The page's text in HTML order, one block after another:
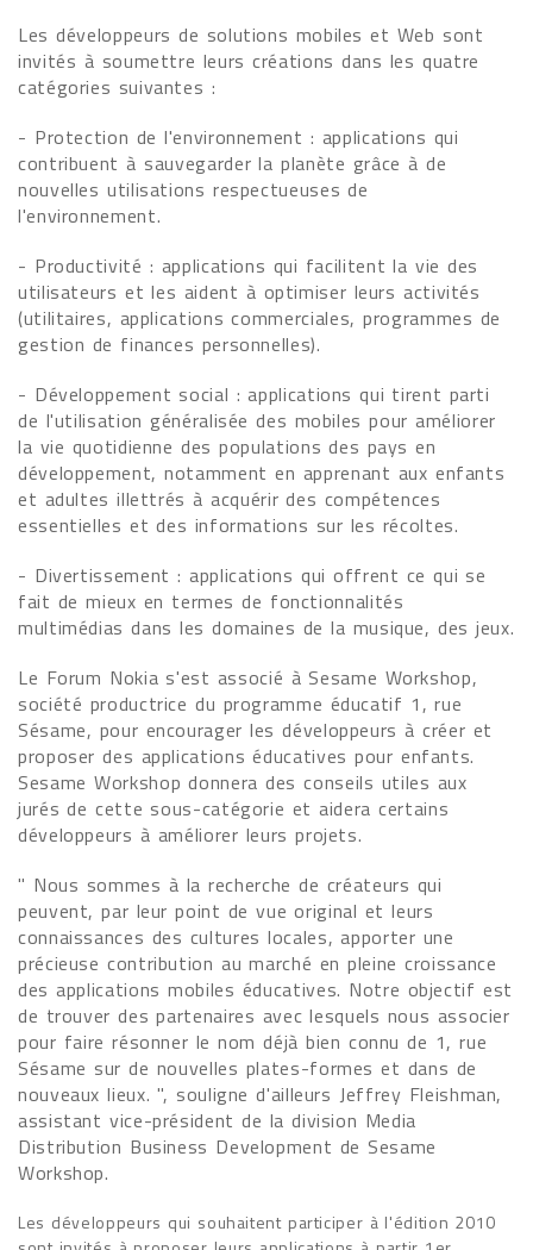
Les développeurs de solutions mobiles et Web sont
invités à soumettre leurs créations dans les quatre
catégories suivantes :
- Protection de l'environnement : applications qui
contribuent à sauvegarder la planète grâce à de
nouvelles utilisations respectueuses de
l'environnement.
- Productivité : applications qui facilitent la vie des
utilisateurs et les aident à optimiser leurs activités
(utilitaires, applications commerciales, programmes de
gestion de finances personnelles).
- Développement social : applications qui tirent parti
de l'utilisation généralisée des mobiles pour améliorer
la vie quotidienne des populations des pays en
développement, notamment en apprenant aux enfants
et adultes illettrés à acquérir des compétences
essentielles et des informations sur les récoltes.
- Divertissement : applications qui offrent ce qui se
fait de mieux en termes de fonctionnalités
multimédias dans les domaines de la musique, des jeux.
Le Forum Nokia s'est associé à Sesame Workshop,
société productrice du programme éducatif 1, rue
Sésame, pour encourager les développeurs à créer et
proposer des applications éducatives pour enfants.
Sesame Workshop donnera des conseils utiles aux
jurés de cette sous-catégorie et aidera certains
développeurs à améliorer leurs projets.
" Nous sommes à la recherche de créateurs qui
peuvent, par leur point de vue original et leurs
connaissances des cultures locales, apporter une
précieuse contribution au marché en pleine croissance
des applications mobiles éducatives. Notre objectif est
de trouver des partenaires avec lesquels nous associer
pour faire résonner le nom déjà bien connu de 1, rue
Sésame sur de nouvelles plates-formes et dans de
nouveaux lieux. ", souligne d'ailleurs Jeffrey Fleishman,
assistant vice-président de la division Media
Distribution Business Development de Sesame
Workshop.
Les développeurs qui souhaitent participer à l'édition 2010